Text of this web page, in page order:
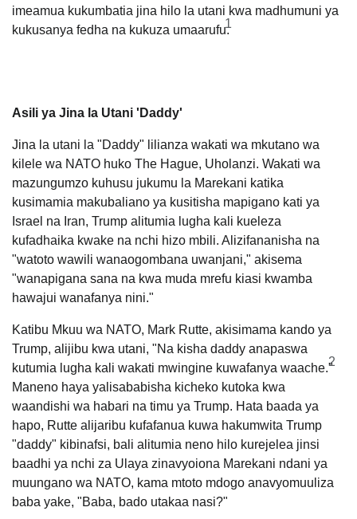
imeamua kukumbatia jina hilo la utani kwa madhumuni ya
kukusanya fedha na kukuza umaarufu.1
Asili ya Jina la Utani 'Daddy'
Jina la utani la "Daddy" lilianza wakati wa mkutano wa
kilele wa NATO huko The Hague, Uholanzi. Wakati wa
mazungumzo kuhusu jukumu la Marekani katika
kusimamia makubaliano ya kusitisha mapigano kati ya
Israel na Iran, Trump alitumia lugha kali kueleza
kufadhaika kwake na nchi hizo mbili. Alizifananisha na
"watoto wawili wanaogombana uwanjani," akisema
"wanapigana sana na kwa muda mrefu kiasi kwamba
hawajui wanafanya nini."
Katibu Mkuu wa NATO, Mark Rutte, akisimama kando ya
Trump, alijibu kwa utani, "Na kisha daddy anapaswa
kutumia lugha kali wakati mwingine kuwafanya waache."2
Maneno haya yalisababisha kicheko kutoka kwa
waandishi wa habari na timu ya Trump. Hata baada ya
hapo, Rutte alijaribu kufafanua kuwa hakumwita Trump
"daddy" kibinafsi, bali alitumia neno hilo kurejelea jinsi
baadhi ya nchi za Ulaya zinavyoiona Marekani ndani ya
muungano wa NATO, kama mtoto mdogo anavyomuuliza
baba yake, "Baba, bado utakaa nasi?"